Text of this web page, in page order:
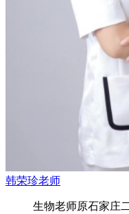
韩荣珍老师
生物老师原石家庄